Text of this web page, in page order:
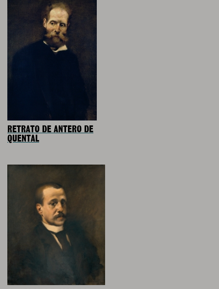
RETRATO DE ANTERO DE
QUENTAL